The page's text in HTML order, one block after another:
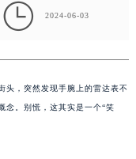
 2024-06-03
头，突然发现手腕上的雷达表不
念。别慌，这其实是一个“笑